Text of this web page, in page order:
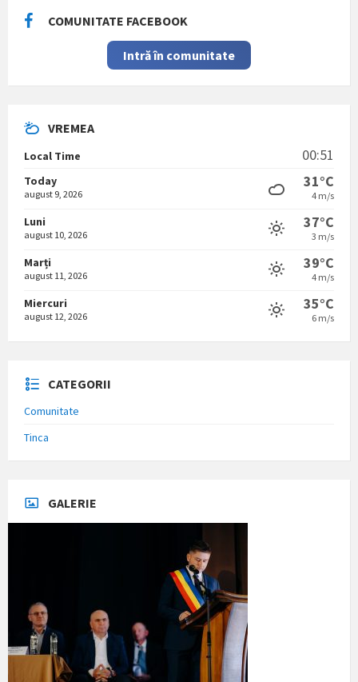
COMUNITATE FACEBOOK
Intră în comunitate
VREMEA
Local Time 00:51
Today
august 9, 2026
31°C
4 m/s
Luni
august 10, 2026
37°C
3 m/s
Marți
august 11, 2026
39°C
4 m/s
Miercuri
august 12, 2026
35°C
6 m/s
CATEGORII
Comunitate
Tinca
GALERIE